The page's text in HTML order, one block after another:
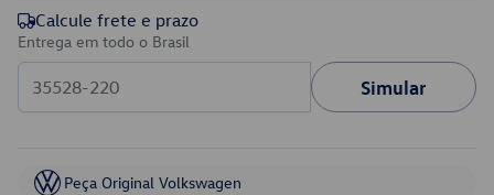
Calcule frete e prazo
Entrega em todo o Brasil
Simular
Peça Original Volkswagen